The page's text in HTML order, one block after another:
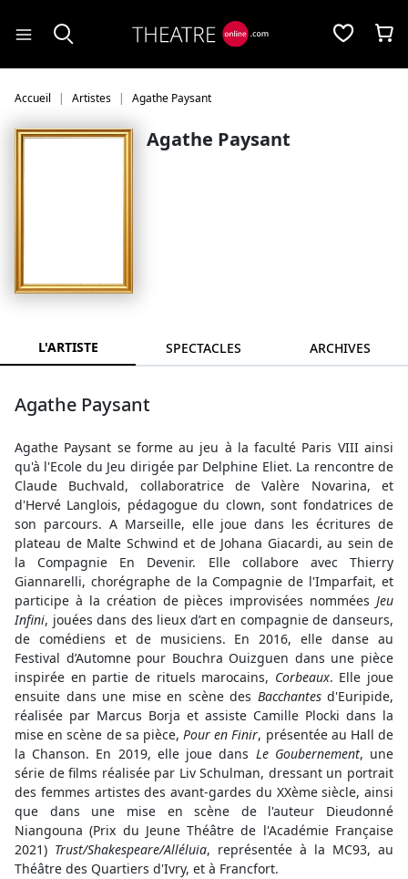
Accueil Artistes Agathe Paysant
Agathe Paysant
L'ARTISTE SPECTACLES ARCHIVES
Agathe Paysant
Agathe Paysant se forme au jeu à la faculté Paris VIII ainsi
qu'à l'Ecole du Jeu dirigée par Delphine Eliet. La rencontre de
Claude Buchvald, collaboratrice de Valère Novarina, et
d'Hervé Langlois, pédagogue du clown, sont fondatrices de
son parcours. A Marseille, elle joue dans les écritures de
plateau de Malte Schwind et de Johana Giacardi, au sein de
la Compagnie En Devenir. Elle collabore avec Thierry
Giannarelli, chorégraphe de la Compagnie de l'Imparfait, et
participe à la création de pièces improvisées nommées Jeu
Infini, jouées dans des lieux d’art en compagnie de danseurs,
de comédiens et de musiciens. En 2016, elle danse au
Festival d’Automne pour Bouchra Ouizguen dans une pièce
inspirée en partie de rituels marocains, Corbeaux. Elle joue
ensuite dans une mise en scène des Bacchantes d'Euripide,
réalisée par Marcus Borja et assiste Camille Plocki dans la
mise en scène de sa pièce, Pour en Finir, présentée au Hall de
la Chanson. En 2019, elle joue dans Le Goubernement, une
série de films réalisée par Liv Schulman, dressant un portrait
des femmes artistes des avant-gardes du XXème siècle, ainsi
que dans une mise en scène de l'auteur Dieudonné
Niangouna (Prix du Jeune Théâtre de l'Académie Française
2021) Trust/Shakespeare/Alléluia, représentée à la MC93, au
Théâtre des Quartiers d'Ivry, et à Francfort.